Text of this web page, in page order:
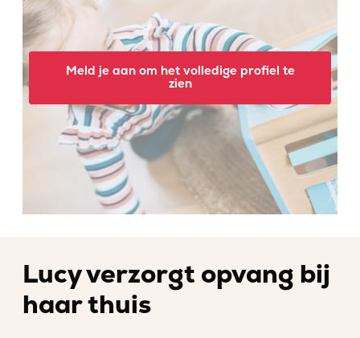
Meld je aan om het volledige profiel te
zien
Lucy verzorgt opvang bij
haar thuis